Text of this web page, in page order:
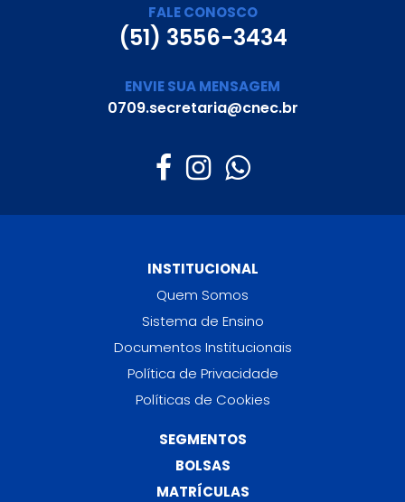
FALE CONOSCO
(51) 3556-3434
ENVIE SUA MENSAGEM
0709.secretaria@cnec.br
INSTITUCIONAL
Quem Somos
Sistema de Ensino
Documentos Institucionais
Política de Privacidade
Políticas de Cookies
SEGMENTOS
BOLSAS
MATRÍCULAS